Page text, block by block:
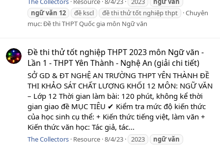
ngữvăn 12 đề kscl đề thi thử tốt nghiệp thpt
Chuyên
mục:Đề thi THPT Quốc gia môn Ngữ văn
Đề thi thử tốt nghiệp THPT 2023 môn Ngữ văn -
Lần 1 - THPT Yên Thành - Nghệ An (giải chi tiết)
SỞ GD & ĐT NGHỆ AN TRƯỜNG THPT YÊN THÀNH ĐỀ
THI KHẢO SÁT CHẤT LƯỢNG KHỐI 12 MÔN: NGỮ VĂN
– Lớp 12 Thời gian làm bài: 120 phút, không kể thời
gian giao đề MỤC TIÊU ✔ Kiểm tra mức độ kiến thức
của học sinh cụ thể: + Kiến thức tiếng việt, làm văn +
Kiến thức văn học: Tác giả, tác...
The Collectors Resource 8/4/23 2023 ngữvăn